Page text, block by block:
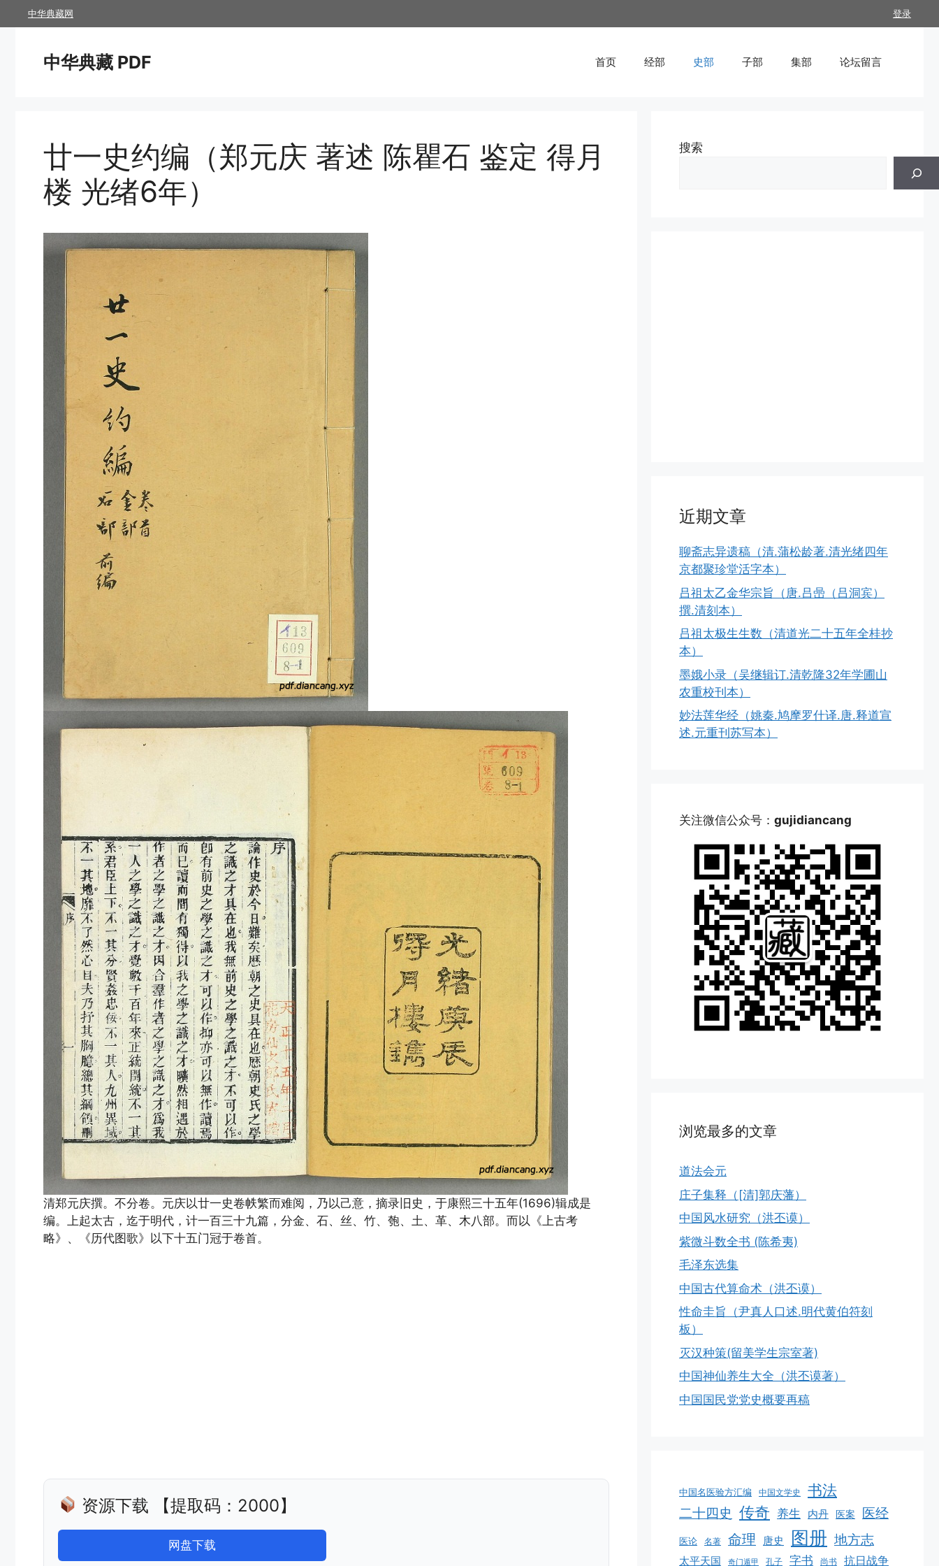
至
登录
中华典藏网
中华典藏 PDF 首页 经部 史部 子部 集部 论坛留言
廿一史约编（郑元庆 著述 陈瞿石 鉴定 得月
楼 光绪6年）
清郑元庆撰。不分卷。元庆以廿一史卷帙繁而难阅，乃以己意，摘录旧史，于康熙三十五年(1696)辑成是
编。上起太古，迄于明代，计一百三十九篇，分金、石、丝、竹、匏、土、革、木八部。而以《上古考
略》、《历代图歌》以下十五门冠于卷首。
资源下载 【提取码：2000】
网盘下载
搜索
近期文章
聊斋志异遗稿（清.蒲松龄著.清光绪四年
京都聚珍堂活字本）
吕祖太乙金华宗旨（唐.吕喦（吕洞宾）
撰.清刻本）
吕祖太极生生数（清道光二十五年全桂抄
本）
墨娥小录（吴继辑订.清乾隆32年学圃山
农重校刊本）
妙法莲华经（姚秦.鸠摩罗什译.唐.释道宣
述.元重刊苏写本）
关注微信公众号： gujidiancang
浏览最多的文章
道法会元
庄子集释（[清]郭庆藩）
中国风水研究（洪丕谟）
紫微斗数全书 (陈希夷)
毛泽东选集
中国古代算命术（洪丕谟）
性命圭旨（尹真人口述.明代黄伯符刻
板）
灭汉种策(留美学生宗室著)
中国神仙养生大全（洪丕谟著）
中国国民党党史概要再稿
中国名医验方汇编 中国文学史 书法
二十四史 传奇 养生 内丹 医案 医经
医论 名著 命理 唐史 图册 地方志
太平天国 奇门遁甲 孔子 字书 尚书 抗日战争